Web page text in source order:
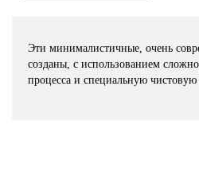
Эти минималистичные, очень
созданы, с использованием
процесса и специальную чистовую